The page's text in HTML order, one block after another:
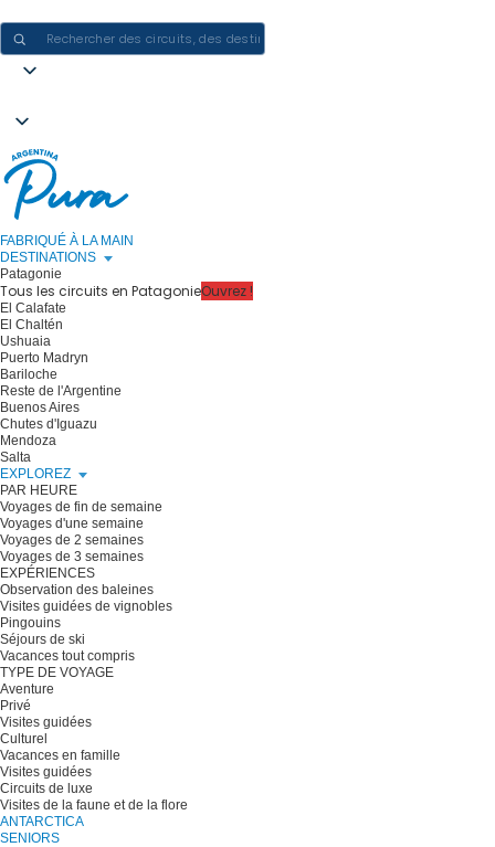
FABRIQUÉ À LA MAIN
DESTINATIONS
Patagonie
Tous les circuits en PatagonieOuvrez !
El Calafate
El Chaltén
Ushuaia
Puerto Madryn
Bariloche
Reste de l'Argentine
Buenos Aires
Chutes d'Iguazu
Mendoza
Salta
EXPLOREZ
PAR HEURE
Voyages de fin de semaine
Voyages d'une semaine
Voyages de 2 semaines
Voyages de 3 semaines
EXPÉRIENCES
Observation des baleines
Visites guidées de vignobles
Pingouins
Séjours de ski
Vacances tout compris
TYPE DE VOYAGE
Aventure
Privé
Visites guidées
Culturel
Vacances en famille
Visites guidées
Circuits de luxe
Visites de la faune et de la flore
ANTARCTICA
SENIORS